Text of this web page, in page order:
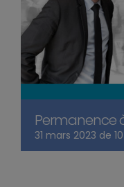
Permanence à
31 mars 2023 de